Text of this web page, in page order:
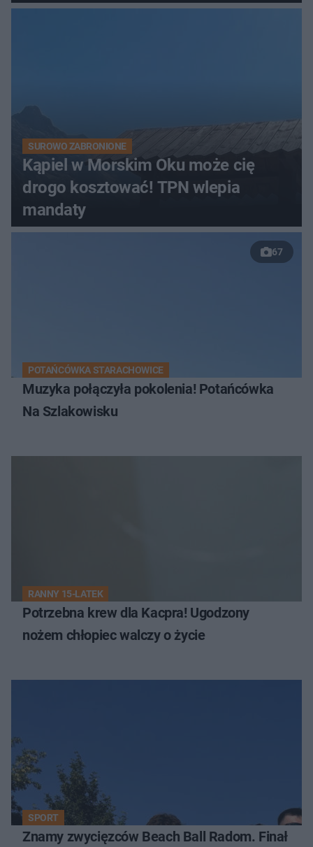
SUROWO ZABRONIONE
Kąpiel w Morskim Oku może cię
drogo kosztować! TPN wlepia
mandaty
67
POTAŃCÓWKA STARACHOWICE
Muzyka połączyła pokolenia! Potańcówka
Na Szlakowisku
RANNY 15-LATEK
Potrzebna krew dla Kacpra! Ugodzony
nożem chłopiec walczy o życie
SPORT
Znamy zwycięzców Beach Ball Radom. Finał